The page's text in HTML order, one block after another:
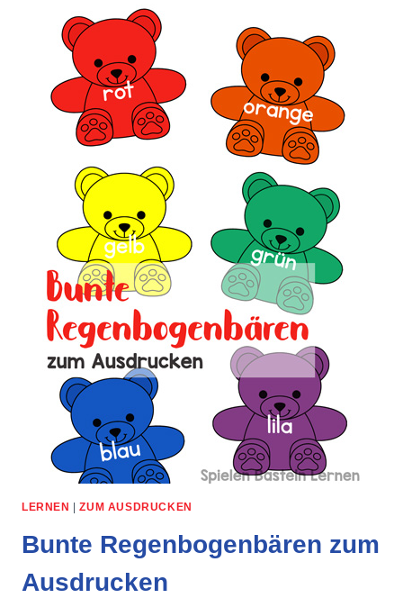
REGENBOGENBÄREN
LERNEN |ZUM AUSDRUCKEN
Bunte Regenbogenbären zum
Ausdrucken